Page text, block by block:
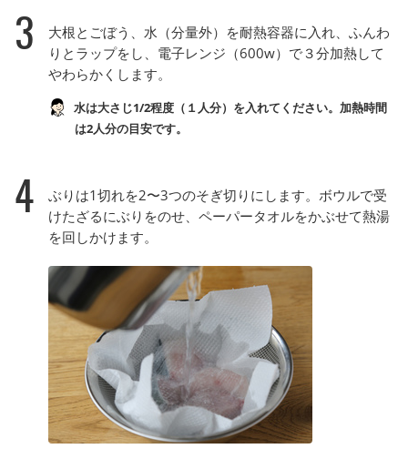
3
大根とごぼう、水（分量外）を耐熱容器に入れ、ふんわ
りとラップをし、電子レンジ（600w）で３分加熱して
やわらかくします。
水は大さじ1/2程度（１人分）を入れてください。加熱時間
は2人分の目安です。
4
ぶりは1切れを2〜3つのそぎ切りにします。ボウルで受
けたざるにぶりをのせ、ペーパータオルをかぶせて熱湯
を回しかけます。